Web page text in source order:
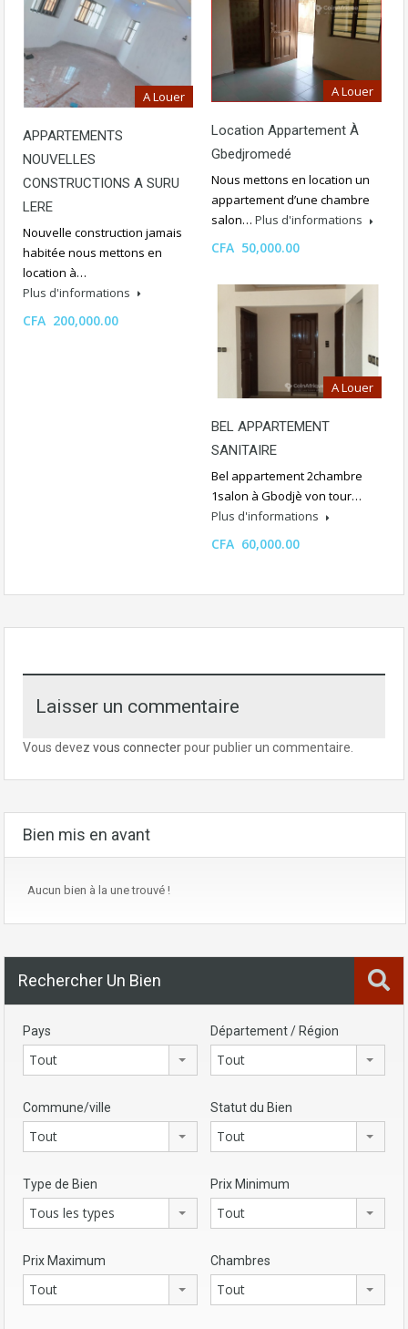
A Louer
APPARTEMENTS
NOUVELLES
CONSTRUCTIONS A SURU
LERE
Nouvelle construction jamais
habitée nous mettons en
location à…
Plus d'informations
CFA 200,000.00
A Louer
Location Appartement À
Gbedjromedé
Nous mettons en location un
appartement d’une chambre
salon… Plus d'informations
CFA 50,000.00
A Louer
BEL APPARTEMENT
SANITAIRE
Bel appartement 2chambre
1salon à Gbodjè von tour…
Plus d'informations
CFA 60,000.00
Laisser un commentaire
Vous devez vous connecterpour publier un commentaire.
Bien mis en avant
Aucun bien à la une trouvé !
Rechercher Un Bien
Pays
Tout
Département / Région
Tout
Commune/ville
Tout
Statut du Bien
Tout
Type de Bien
Tous les types
Prix Minimum
Tout
Prix Maximum
Tout
Chambres
Tout